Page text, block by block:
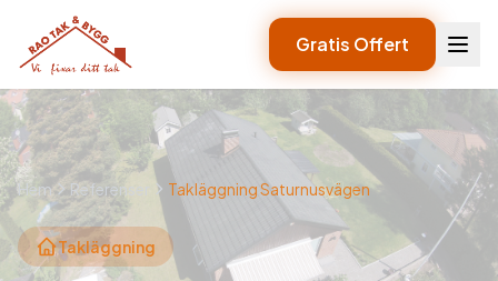
Gratis Offert
Hem Referenser Takläggning Saturnusvägen
Takläggning